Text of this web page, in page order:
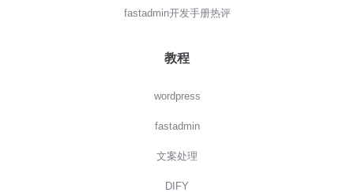
fastadmin开发手册热评
教程
wordpress
fastadmin
文案处理
DIFY